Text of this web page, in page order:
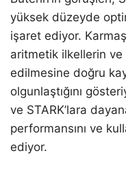
yüksek düzeyde
işaret ediyor.
aritmetik ilkellerin ve
edilmesine doğru
olgunlaştığını
ve STARK’lara
performansını ve
ediyor.